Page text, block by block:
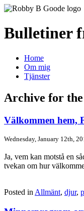
Bulletiner
Home
Om mig
Tjänster
Archive for the
Välkommen hem,
Wednesday, January 12th,
Ja, vem kan motstå en
tvekan om hur
Posted inAllmänt, djur,